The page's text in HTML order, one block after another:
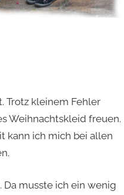
Trotz kleinem Fehler
Weihnachtskleid freuen.
kann ich mich bei allen
musste ich ein wenig